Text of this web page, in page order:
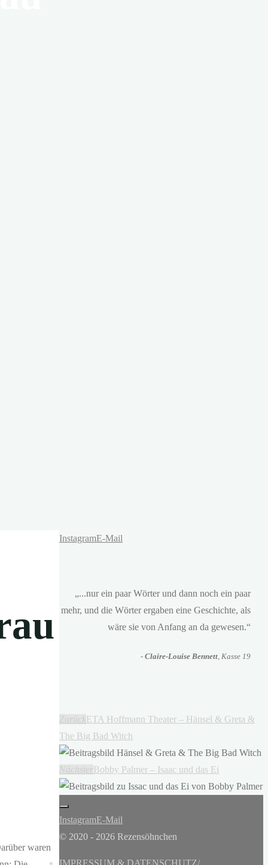
waren
InstagramE-Mail
„...nur ein paar Wörter und dann noch ein paar
mehr, und die Wörter ergaben eine Geschichte, als
wäre sie von Anfang an da gewesen.“
- Claire-Louise Bennett, Kasse 19
ZurückETA Hoffmann Theater – Hänsel & Greta &
The Big Bad Witch
NächsterBobby Palmer – Isaac und das Ei
InstagramE-Mail
© 2020 - 2026 Rezensöhnchen